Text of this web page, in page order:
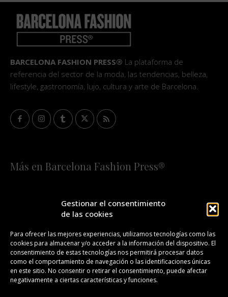
Gestionar el consentimiento
de las cookies
Para ofrecer las mejores experiencias, utilizamos tecnologías como las
cookies para almacenar y/o acceder a la información del dispositivo. El
consentimiento de estas tecnologías nos permitirá procesar datos
como el comportamiento de navegación o las identificaciones únicas
en este sitio. No consentir o retirar el consentimiento, puede afectar
negativamente a ciertas características y funciones.
BARCELONA FASHION PRESS® La plataforma de
referencia del sector de la moda, las tendencias, belleza,
lifestyle, gastronomía, lujo, cultura y arte de Barcelona.
Más en Barcelona Fashion Press®
¡SUSCRÍBETE A NUESTRA FASHION NEWS!
CONTACTO REDACCIÓN PUBLICIDAD
ISSN 2385-4839 DL B 27443-2014